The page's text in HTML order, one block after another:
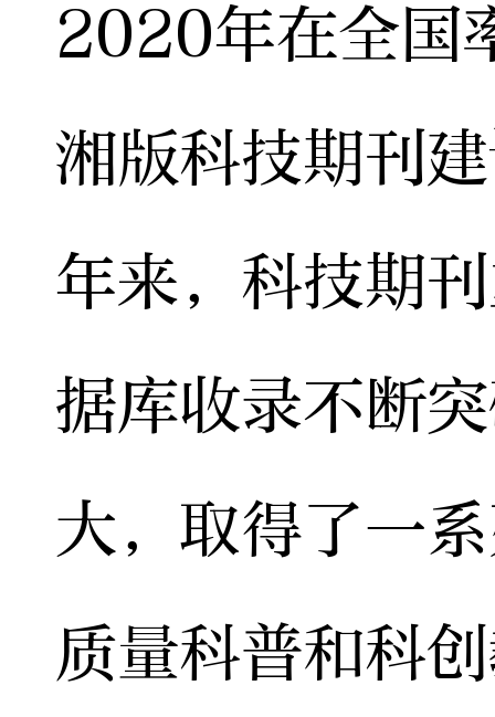
2020年在全国
湘版科技期刊
年来，科技期
据库收录不断
大，取得了一
质量科普和科